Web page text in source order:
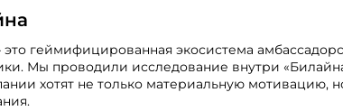
это геймифицированная экосистема
Мы проводили исследование внутри
хотят не только материальную мотивацию,